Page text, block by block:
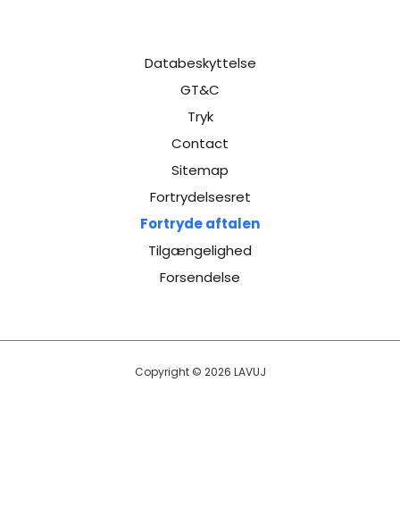
Databeskyttelse
GT&C
Tryk
Contact
Sitemap
Fortrydelsesret
Fortryde aftalen
Tilgængelighed
Forsendelse
Copyright © 2026 LAVUJ